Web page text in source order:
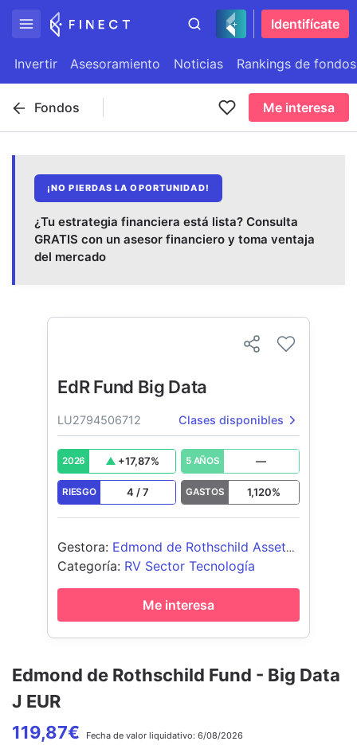
Identifícate
Invertir Asesoramiento Noticias Rankings de fondos
Fondos Me interesa
¡NO PIERDAS LA OPORTUNIDAD!
¿Tu estrategia financiera está lista? Consulta
GRATIS con un asesor financiero y toma ventaja
del mercado
Edmond de Rothschild Fund - Big Data
J EUR
119,87€ Fecha de valor liquidativo: 6/08/2026
EdR Fund Big Data
LU2794506712 Clases disponibles
2026 +17,87% 5 AÑOS —
RIESGO 4 /7 GASTOS 1,120%
Gestora: Edmond de Rothschild Asset
Management (France)
Categoría: RV Sector Tecnología
Me interesa